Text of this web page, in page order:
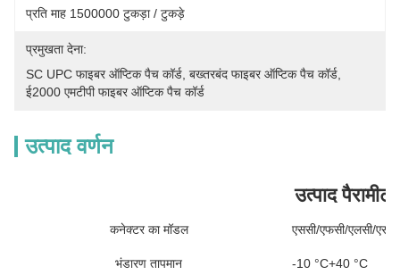
प्रति माह 1500000 टुकड़ा / टुकड़े
प्रमुखता देना:
SC UPC फाइबर ऑप्टिक पैच कॉर्ड बख्तरबंद फाइबर ऑप्टिक पैच कॉर्ड
ई2000 एमटीपी फाइबर ऑप्टिक पैच कॉर्ड
उत्पाद वर्णन
उत्पाद पैरामीटर
कनेक्टर का मॉडल एससी/एफसी/एलसी/एसटी
भंडारण तापमान -10 °C+40 °C